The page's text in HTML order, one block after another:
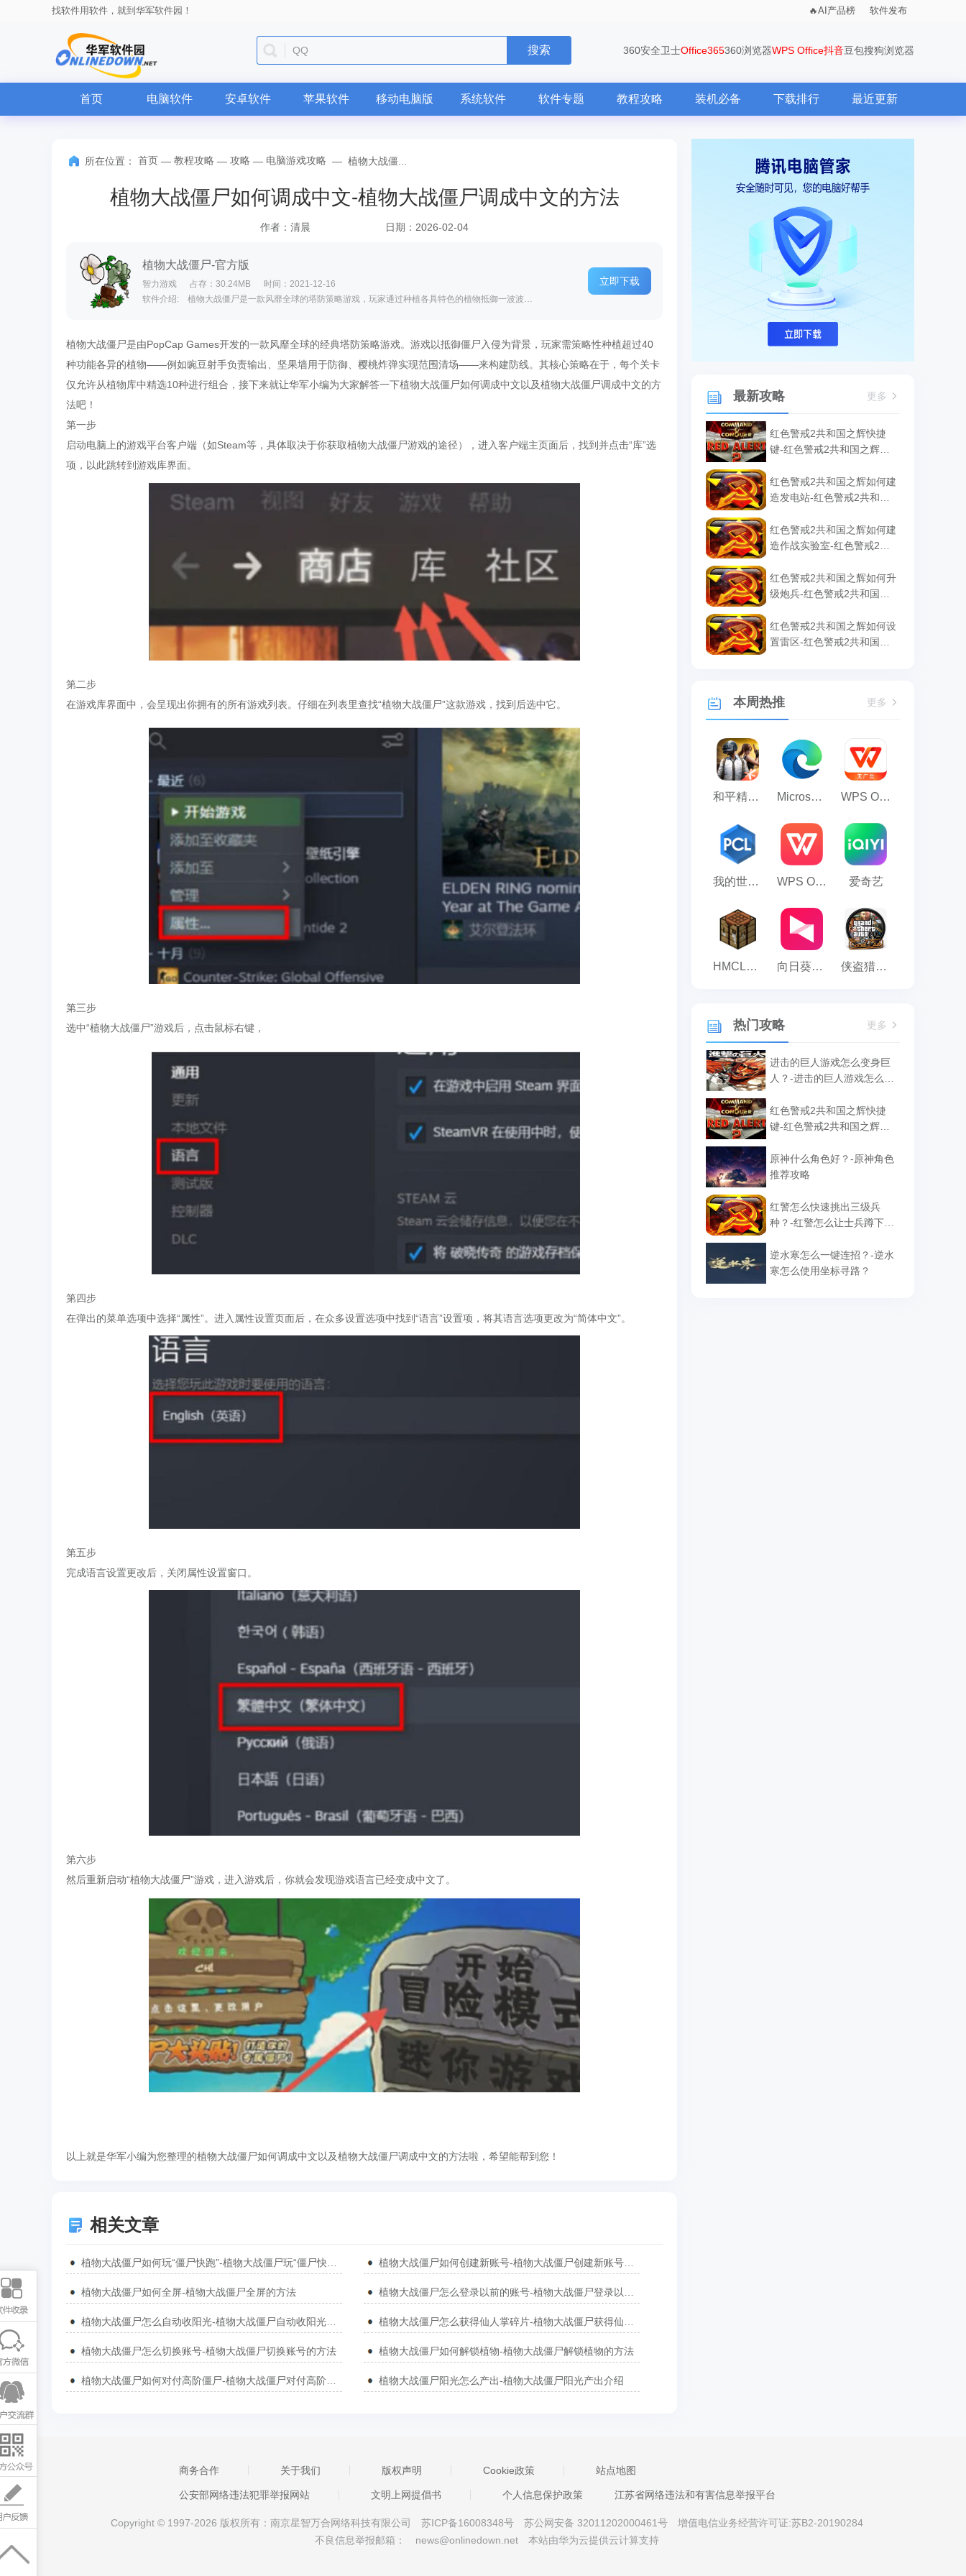
找软件用软件，就到华军软件园！ AI产品榜 软件发布
QQ 搜索 360安全卫士Office365360浏览器WPS Office抖音豆包搜狗浏览器
首页 电脑软件 安卓软件 苹果软件 移动电脑版 系统软件 软件专题 教程攻略 装机必备 下载排行 最近更新
所在位置： 首页 — 教程攻略 — 攻略 — 电脑游戏攻略 — 植物大战僵...
植物大战僵尸如何调成中文-植物大战僵尸调成中文的方法
作者：清晨 日期：2026-02-04
植物大战僵尸-官方版
智力游戏 占存：30.24MB
时间：2021-12-16
软件介绍: 植物大战僵尸是一款风靡全球的塔防策略游戏，玩家通过种植各具特色的植物抵御一波波僵尸入侵，守...
立即下载
植物大战僵尸是由PopCap Games开发的一款风靡全球的经典塔防策略游戏。游戏以抵御僵尸入侵为背景，玩家需策略性种植超过40
种功能各异的植物——例如豌豆射手负责输出、坚果墙用于防御、樱桃炸弹实现范围清场——来构建防线。其核心策略在于，每个关卡
仅允许从植物库中精选10种进行组合，接下来就让华军小编为大家解答一下植物大战僵尸如何调成中文以及植物大战僵尸调成中文的方
法吧！
第一步
启动电脑上的游戏平台客户端（如Steam等，具体取决于你获取植物大战僵尸游戏的途径），进入客户端主页面后，找到并点击“库”选
项，以此跳转到游戏库界面。
第二步
在游戏库界面中，会呈现出你拥有的所有游戏列表。仔细在列表里查找“植物大战僵尸”这款游戏，找到后选中它。
第三步
选中“植物大战僵尸”游戏后，点击鼠标右键，
第四步
在弹出的菜单选项中选择“属性”。进入属性设置页面后，在众多设置选项中找到“语言”设置项，将其语言选项更改为“简体中文”。
第五步
完成语言设置更改后，关闭属性设置窗口。
第六步
然后重新启动“植物大战僵尸”游戏，进入游戏后，你就会发现游戏语言已经变成中文了。
以上就是华军小编为您整理的植物大战僵尸如何调成中文以及植物大战僵尸调成中文的方法啦，希望能帮到您！
相关文章
植物大战僵尸如何全屏-植物大战僵尸全屏的方法
植物大战僵尸怎么切换账号-植物大战僵尸切换账号的方法 植物大战僵尸如何解锁植物-植物大战僵尸解锁植物的方法
植物大战僵尸阳光怎么产出-植物大战僵尸阳光产出介绍
最新攻略 更多
红色警戒2共和国之辉快捷
键-红色警戒2共和国之辉快
红色警戒2共和国之辉如何建
造发电站-红色警戒2共和国
红色警戒2共和国之辉如何建
造作战实验室-红色警戒2共
方法
红色警戒2共和国之辉如何升
级炮兵-红色警戒2共和国之
红色警戒2共和国之辉如何设
置雷区-红色警戒2共和国之
本周热推 更多
和平精英模拟器应用宝版 Microsoft Edge浏览器 WPS Office
我的世界PCL2启动器 WPS Office 2023 爱奇艺
HMCL启动器 向日葵远程控制 侠盗猎车手:罪恶都市之侠盗无双
热门攻略 更多
进击的巨人游戏怎么变身巨
人？-进击的巨人游戏怎么补
红色警戒2共和国之辉快捷
键-红色警戒2共和国之辉快
原神什么角色好？-原神角色
推荐攻略
红警怎么快速挑出三级兵
种？-红警怎么让士兵蹲下攻
逆水寒怎么一键连招？-逆水
寒怎么使用坐标寻路？
商务合作 关于我们 版权声明 Cookie政策 站点地图
公安部网络违法犯罪举报网站 文明上网提倡书 个人信息保护政策 江苏省网络违法和有害信息举报平台
Copyright © 1997-2026 版权所有：南京星智万合网络科技有限公司 苏ICP备16008348号 苏公网安备 32011202000461号
增值电信业务经营许可证:苏B2-20190284
不良信息举报邮箱：
news@onlinedown.net 本站由华为云提供云计算支持